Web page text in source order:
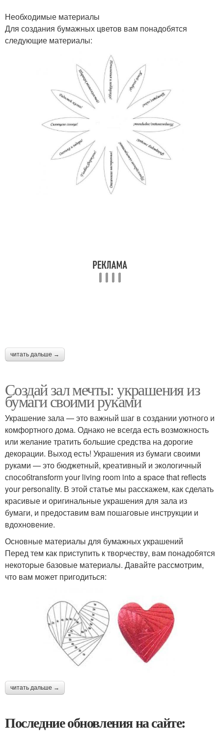
Необходимые материалы
Для создания бумажных цветов вам понадобятся
следующие материалы:
читать дальше →
Создай зал мечты: украшения из
бумаги своими руками
Украшение зала — это важный шаг в создании уютного и
комфортного дома. Однако не всегда есть возможность
или желание тратить большие средства на дорогие
декорации. Выход есть! Украшения из бумаги своими
руками — это бюджетный, креативный и экологичный
способtransform your living room into a space that reflects
your personality. В этой статье мы расскажем, как сделать
красивые и оригинальные украшения для зала из
бумаги, и предоставим вам пошаговые инструкции и
вдохновение.
Основные материалы для бумажных украшений
Перед тем как приступить к творчеству, вам понадобятся
некоторые базовые материалы. Давайте рассмотрим,
что вам может пригодиться:
читать дальше →
Последние обновления на сайте: